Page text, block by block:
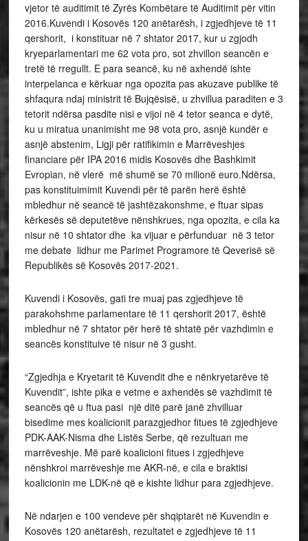
vjetor të auditimit të Zyrës Kombëtare të Auditimit për vitin
2016.Kuvendi i Kosovës 120 anëtarësh, i zgjedhjeve të 11
qershorit, i konstituar në 7 shtator 2017, kur u zgjodh
kryeparlamentari me 62 vota pro, sot zhvillon seancën e
tretë të rregullt. E para seancë, ku në axhendë ishte
interpelanca e kërkuar nga opozita pas akuzave publike të
shfaqura ndaj ministrit të Bujqësisë, u zhvillua paraditen e 3
tetorit ndërsa pasdite nisi e vijoi në 4 tetor seanca e dytë,
ku u miratua unanimisht me 98 vota pro, asnjë kundër e
asnjë abstenim, Ligji për ratifikimin e Marrëveshjes
financiare për IPA 2016 midis Kosovës dhe Bashkimit
Evropian, në vlerë më shumë se 70 milionë euro.Ndërsa,
pas konstituimimit Kuvendi për të parën herë është
mbledhur në seancë të jashtëzakonshme, e ftuar sipas
kërkesës së deputetëve nënshkrues, nga opozita, e cila ka
nisur në 10 shtator dhe ka vijuar e përfunduar në 3 tetor
me debate lidhur me Parimet Programore të Qeverisë së
Republikës së Kosovës 2017-2021.
Kuvendi i Kosovës, gati tre muaj pas zgjedhjeve të
parakohshme parlamentare të 11 qershorit 2017, është
mbledhur në 7 shtator për herë të shtatë për vazhdimin e
seancës konstituive të nisur në 3 gusht.
“Zgjedhja e Kryetarit të Kuvendit dhe e nënkryetarëve të
Kuvendit”, ishte pika e vetme e axhendës së vazhdimit të
seancës që u ftua pasi një ditë parë janë zhvilluar
bisedime mes koalicionit parazgjedhor fitues të zgjedhjeve
PDK-AAK-Nisma dhe Listës Serbe, që rezultuan me
marrëveshje. Më parë koalicioni fitues i zgjedhjeve
nënshkroi marrëveshje me AKR-në, e cila e braktisi
koalicionin me LDK-në që e kishte lidhur para zgjedhjeve.
Në ndarjen e 100 vendeve për shqiptarët në Kuvendin e
Kosovës 120 anëtarësh, rezultatet e zgjedhjeve të 11